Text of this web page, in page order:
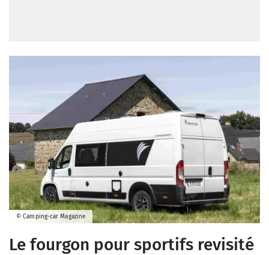
© Camping-car Magazine
Le fourgon pour sportifs revisité